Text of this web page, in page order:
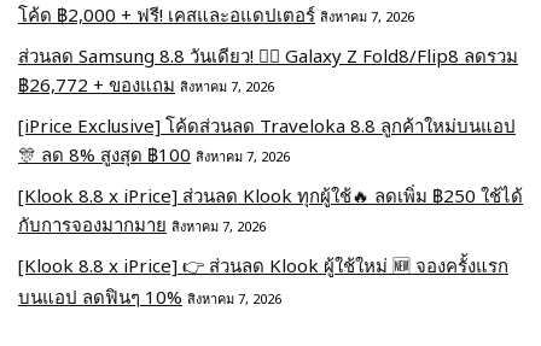
โค้ด ฿2,000 + ฟรี! เคสและอแดปเตอร์ สิงหาคม 7, 2026
ส่วนลด Samsung 8.8 วันเดียว! ❤️‍🔥 Galaxy Z Fold8/Flip8 ลดรวม
฿26,772 + ของแถม สิงหาคม 7, 2026
[iPrice Exclusive] โค้ดส่วนลด Traveloka 8.8 ลูกค้าใหม่บนแอป
🎊 ลด 8% สูงสุด​ ฿100 สิงหาคม 7, 2026
[Klook 8.8 x iPrice] ส่วนลด Klook ทุกผู้ใช้🔥 ลดเพิ่ม ฿250 ใช้ได้
กับการจองมากมาย สิงหาคม 7, 2026
[Klook 8.8 x iPrice] 👉 ส่วนลด Klook ผู้ใช้ใหม่ 🆕 จองครั้งแรก
บนแอป ลดฟินๆ 10% สิงหาคม 7, 2026